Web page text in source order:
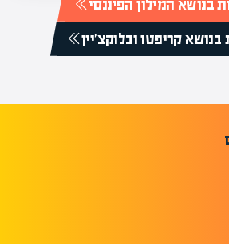
בנושא המילון הפיננסי
קריפטו ובלוקצ'יין